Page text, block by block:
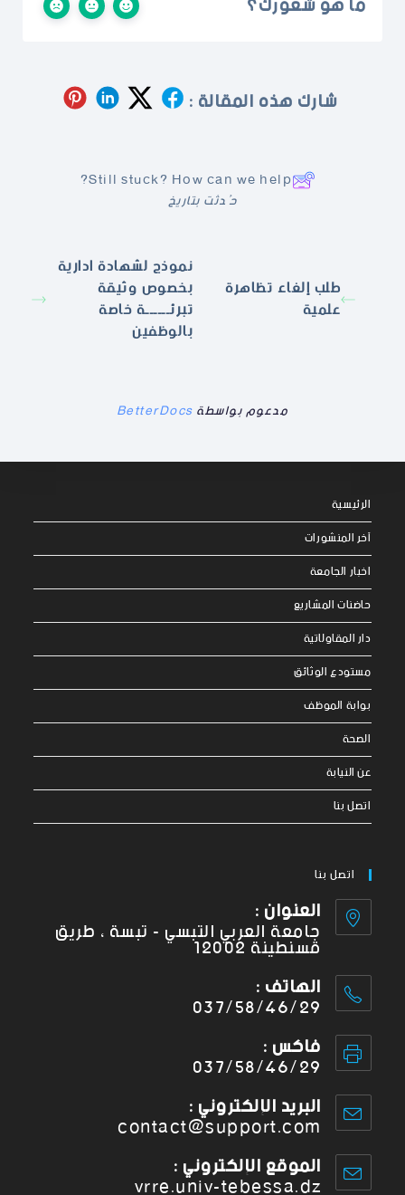
شارك هذه المقالة :
Still stuck? How can we help?
حُدثت بتاريخ
طلب إلغاء تظاهرة
علمية
نموذج لشهادة ادارية
بخصوص وثيقة
تبرئــــــة خاصة
بالوظفين
مدعوم بواسطةBetterDocs
الرئيسية
آخر المنشورات
اخبار الجامعة
حاضنات المشاريع
دار المقاولاتية
مستودع الوثائق
بوابة الموظف
الصحة
عن النيابة
اتصل بنا
اتصل بنا
العنوان :
جامعة العربي التبسي - تبسة ، طريق
قسنطينة 12002
الهاتف :
037/58/46/29
فاكس :
037/58/46/29
البريد الإلكتروني :
contact@support.com
الموقع الإلكتروني :